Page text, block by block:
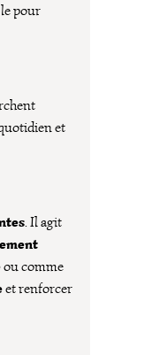
pour
et
. Il agit
ou comme
et renforcer